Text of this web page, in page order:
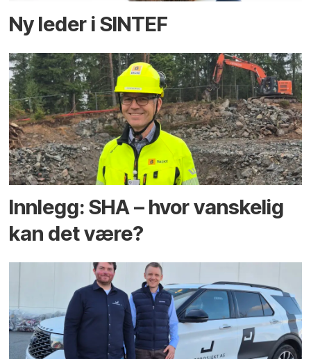
Ny leder i SINTEF
Innlegg: SHA – hvor vanskelig
kan det være?